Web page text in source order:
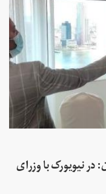
نیویورک با وزرای